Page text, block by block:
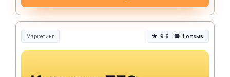
Маркетинг 9.6 1 отзыв